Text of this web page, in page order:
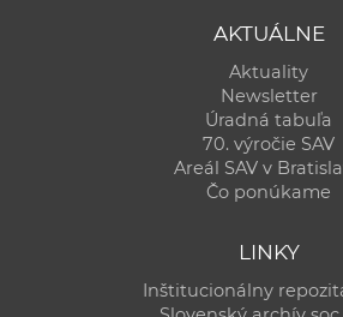
AKTUÁLNE
Aktuality
Newsletter
Úradná tabuľa
70. výročie SAV
Areál SAV v
Čo ponúkame
LINKY
Inštitucionálny